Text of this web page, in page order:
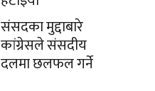
संसदका मुद्दाबारे
कांग्रेसले संसदीय
दलमा छलफल गर्ने